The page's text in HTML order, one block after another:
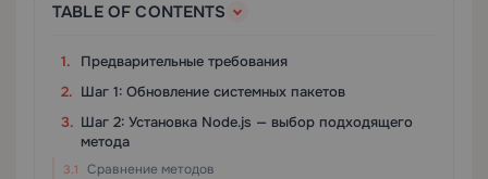
TABLE OF CONTENTS
Предварительные требования
Шаг 1: Обновление системных пакетов
Шаг 2: Установка Node.js — выбор подходящего
метода
Сравнение методов